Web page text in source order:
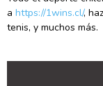
a https://1wins.cl/,
tenis, y muchos más.